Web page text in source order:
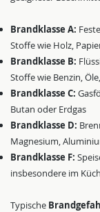
Brandklasse A:
Stoffe wie Holz,
Brandklasse B:
Stoffe wie Benzin,
Brandklasse C:
Butan oder Erdgas
Brandklasse D:
Magnesium,
Brandklasse F:
insbesondere im
Typische